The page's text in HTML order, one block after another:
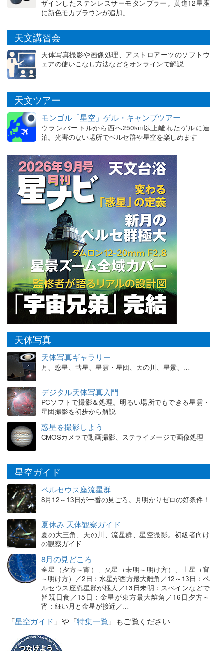
ザインしたステンレスサーモタンブラー。黄道12星座
に新色モカブラウンが追加。
天文講習会
天体写真撮影や画像処理、アストロアーツのソフトウ
ェアの使いこなし方法などをオンラインで解説
天文ツアー
モンゴル「星空」ゲル・キャンプツアー
ウランバートルから西へ250km以上離れたゲルに連
泊。光害のない場所でペルセ群や星空を楽しめます
天体写真
天体写真ギャラリー
月、惑星、彗星、星雲・星団、天の川、星景、…
デジタル天体写真入門
PCソフトで撮影＆処理。明るい場所でもできる星雲・
星団撮影を初歩から解説
惑星を撮影しよう
CMOSカメラで動画撮影、ステライメージで画像処理
星空ガイド
ペルセウス座流星群
8月12～13日が一番の見ごろ。月明かりゼロの好条件！
夏休み 天体観察ガイド
夏の大三角、天の川、流星群、星空撮影。初級者向け
の観察ガイド
8月の見どころ
金星（夕方～宵）、火星（未明～明け方）、土星（宵
～明け方）／2日：水星が西方最大離角／12～13日：ペ
ルセウス座流星群が極大／13日未明：スペインなどで
皆既日食／15日：金星が東方最大離角／16日夕方～
宵：細い月と金星が接近／…
「星空ガイド 」や「特集一覧 」もご覧ください